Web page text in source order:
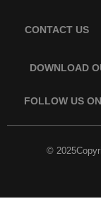
CONTACT US
DOWNLOAD
FOLLOW US ON
©